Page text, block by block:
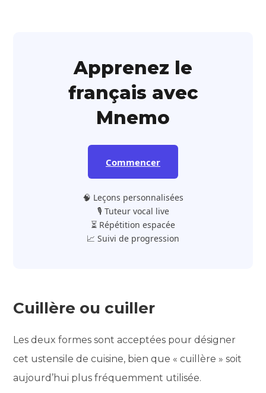
Apprenez le
français avec
Mnemo
Commencer
🧠 Leçons personnalisées
🎙️ Tuteur vocal live
⏳ Répétition espacée
📈 Suivi de progression
Cuillère ou cuiller
Les deux formes sont acceptées pour désigner
cet ustensile de cuisine, bien que « cuillère » soit
aujourd’hui plus fréquemment utilisée.